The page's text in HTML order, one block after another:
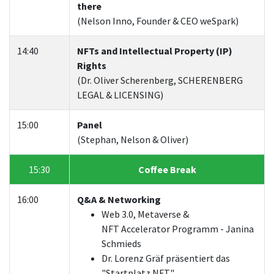
there
(Nelson Inno, Founder & CEO weSpark)
14:40
NFTs and Intellectual Property (IP)
Rights
(Dr. Oliver Scherenberg, SCHERENBERG
LEGAL & LICENSING)
15:00
Panel
(Stephan, Nelson & Oliver)
15:30 Coffee Break
16:00
Q&A & Networking
Web 3.0, Metaverse &
NFT Accelerator Programm - Janina
Schmieds
Dr. Lorenz Gräf präsentiert das